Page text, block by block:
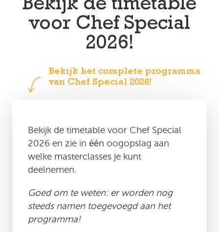
Bekijk de timetable
voor Chef Special
2026!
Bekijk de timetable voor Chef Special
2026 en zie in één oogopslag aan
welke masterclasses je kunt
deelnemen.
Goed om te weten: er worden nog
steeds namen toegevoegd aan het
programma!